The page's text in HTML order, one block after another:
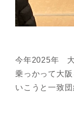
今年2025年 大
乗っかって大
いこうと一致団